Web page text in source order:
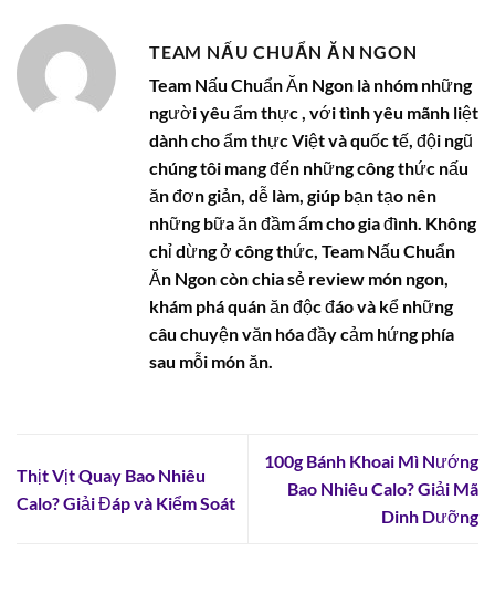
TEAM NẤU CHUẨN ĂN NGON
Team Nấu Chuẩn Ăn Ngon là nhóm những
người yêu ẩm thực , với tình yêu mãnh liệt
dành cho ẩm thực Việt và quốc tế, đội ngũ
chúng tôi mang đến những công thức nấu
ăn đơn giản, dễ làm, giúp bạn tạo nên
những bữa ăn đầm ấm cho gia đình. Không
chỉ dừng ở công thức, Team Nấu Chuẩn
Ăn Ngon còn chia sẻ review món ngon,
khám phá quán ăn độc đáo và kể những
câu chuyện văn hóa đầy cảm hứng phía
sau mỗi món ăn.
Thịt Vịt Quay Bao Nhiêu
Calo? Giải Đáp và Kiểm Soát
100g Bánh Khoai Mì Nướng
Bao Nhiêu Calo? Giải Mã
Dinh Dưỡng